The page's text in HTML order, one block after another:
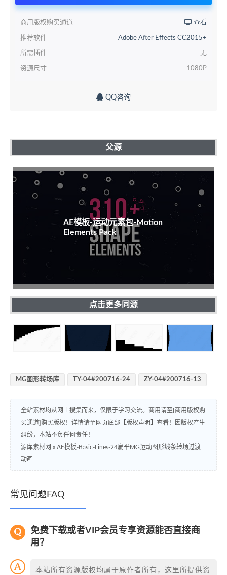
商用版权购买通道 查看
推荐软件 Adobe After Effects CC2015+
所需插件 无
资源尺寸 1080P
QQ咨询
父源
AE模板-运动元素包-Motion
Elements Pack
点击更多同源
MG图形转场库 TY-04#200716-24 ZY-04#200716-13
全站素材均从网上搜集而来，仅限于学习交流。商用请至[商用版权购
买通道]购买版权！详情请至网页底部【版权声明】查看！因版权产生
纠纷，本站不负任何责任！
源库素材网 » AE模板-Basic-Lines-24扁平MG运动图形线条转场过渡
动画
常见问题FAQ
免费下载或者VIP会员专享资源能否直接商
用？
本站所有资源版权均属于原作者所有，这里所提供资